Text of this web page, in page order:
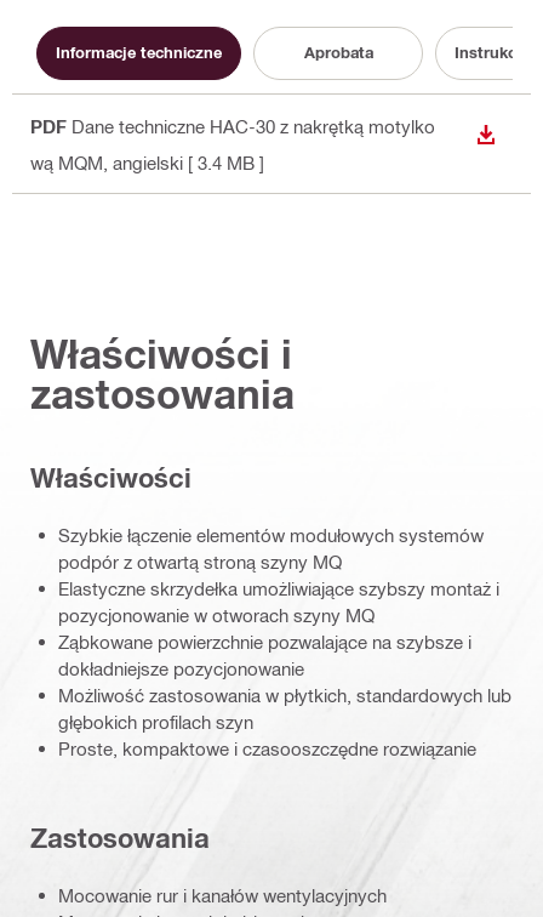
Informacje techniczne Aprobata Instrukcja
PDF Dane techniczne HAC-30 z nakrętką motylko
wą MQM , angielski [ 3.4 MB ]
Właściwości i
zastosowania
Właściwości
Szybkie łączenie elementów modułowych systemów
podpór z otwartą stroną szyny MQ
Elastyczne skrzydełka umożliwiające szybszy montaż i
pozycjonowanie w otworach szyny MQ
Ząbkowane powierzchnie pozwalające na szybsze i
dokładniejsze pozycjonowanie
Możliwość zastosowania w płytkich, standardowych lub
głębokich profilach szyn
Proste, kompaktowe i czasooszczędne rozwiązanie
Zastosowania
Mocowanie rur i kanałów wentylacyjnych